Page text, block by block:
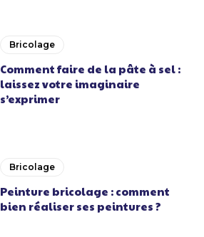
Bricolage
Comment faire de la pâte à sel :
laissez votre imaginaire
s’exprimer
Bricolage
Peinture bricolage : comment
bien réaliser ses peintures ?